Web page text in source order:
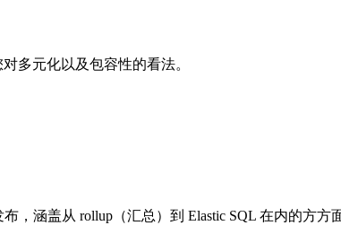
多元化以及包容性的看法。
，涵盖从 rollup（汇总）到 Elastic SQL 在内的方方